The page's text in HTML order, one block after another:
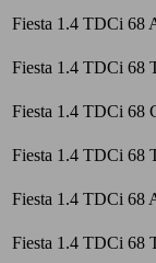
Fiesta 1.4 TDCi 68
Fiesta 1.4 TDCi 68
Fiesta 1.4 TDCi 68
Fiesta 1.4 TDCi 68
Fiesta 1.4 TDCi 68
Fiesta 1.4 TDCi 68